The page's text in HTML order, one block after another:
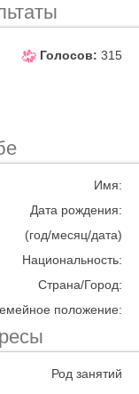
Голосов: 315
Имя:
Дата рождения:
(год/месяц/дата)
Национальность:
Страна/Город:
положение:
Род занятий